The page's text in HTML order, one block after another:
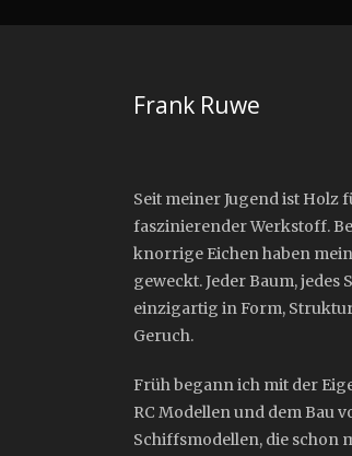
Frank Ruwe
Seit meiner Jugend ist Holz
faszinierender Werkstoff.
knorrige Eichen haben
geweckt. Jeder Baum, jedes
einzigartig in Form,
Geruch.
Früh begann ich mit der
RC Modellen und dem Bau
Schiffsmodellen, die schon